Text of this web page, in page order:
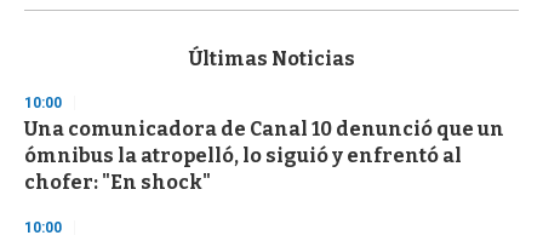
s
d
s
o
f
3
s
Últimas Noticias
10:00
Una comunicadora de Canal 10 denunció que un
ómnibus la atropelló, lo siguió y enfrentó al
chofer: "En shock"
10:00